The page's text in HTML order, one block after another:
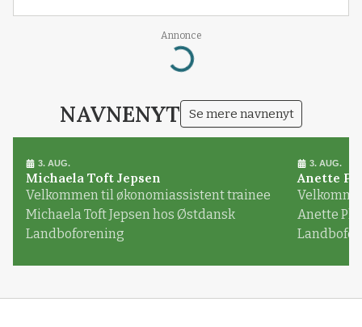
Annonce
Loading...
NAVNENYT Se mere navnenyt
3. AUG.
Michaela Toft Jepsen
Velkommen til økonomiassistent trainee
Michaela Toft Jepsen hos Østdansk
Landboforening
3. AUG.
Anette
Anette